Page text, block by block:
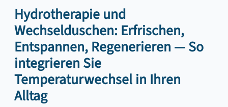
Hydrotherapie und
Wechselduschen: Erfrischen,
Entspannen, Regenerieren — So
integrieren Sie
Temperaturwechsel in Ihren
Alltag